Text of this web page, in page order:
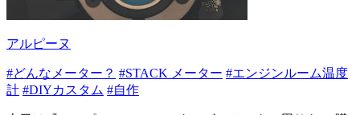
アルピーヌ
#どんなメーター？ #STACK メーター #エンジンルーム温度
計 #DIYカスタム #自作